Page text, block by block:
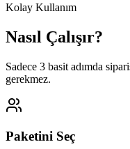
Kolay Kullanım
Nasıl Çalışır?
Sadece 3 basit adımda
gerekmez.
Paketini Seç